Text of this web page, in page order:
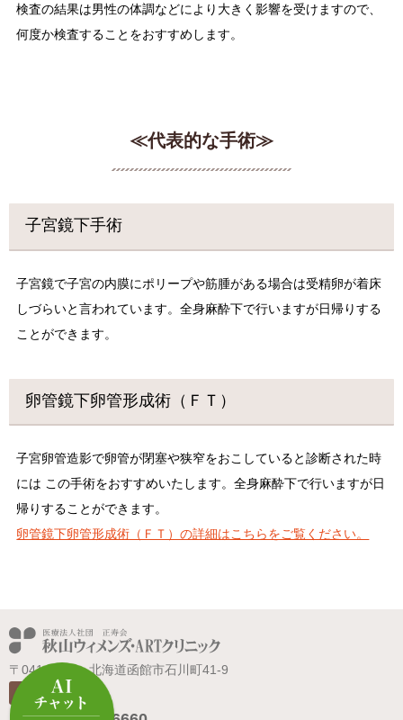
検査の結果は男性の体調などにより大きく影響を受けますので、
何度か検査することをおすすめします。
≪代表的な手術≫
子宮鏡下手術
子宮鏡で子宮の内膜にポリープや筋腫がある場合は受精卵が着床
しづらいと言われています。全身麻酔下で行いますが日帰りする
ことができます。
卵管鏡下卵管形成術（ＦＴ）
子宮卵管造影で卵管が閉塞や狭窄をおこしていると診断された時
には この手術をおすすめいたします。全身麻酔下で行いますが日
帰りすることができます。
卵管鏡下卵管形成術（ＦＴ）の詳細はこちらをご覧ください。
〒041-0802 北海道函館市石川町41-9
アクセス